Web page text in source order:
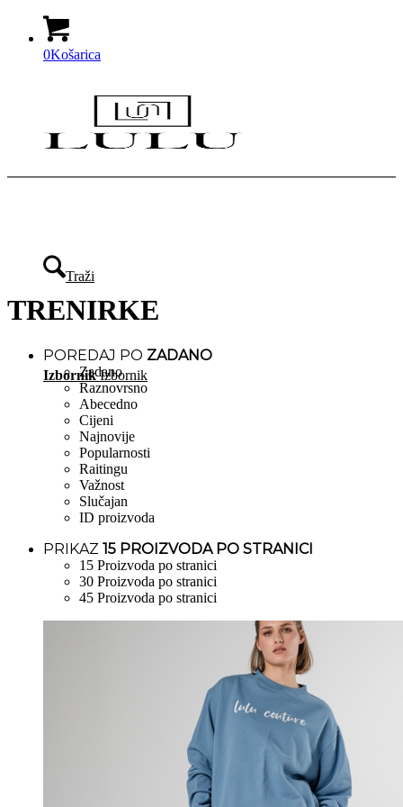
0Košarica
Traži
Izbornik Izbornik
TRENIRKE
POREDAJ PO ZADANO
Zadano
Raznovrsno
Abecedno
Cijeni
Najnovije
Popularnosti
Raitingu
Važnost
Slučajan
ID proizvoda
PRIKAZ 15 PROIZVODA PO STRANICI
15 Proizvoda po stranici
30 Proizvoda po stranici
45 Proizvoda po stranici